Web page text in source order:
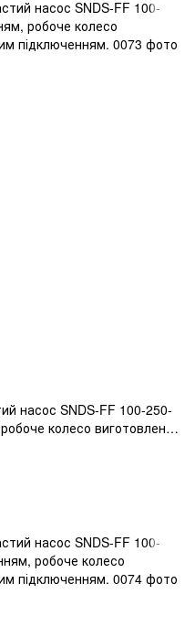
насос SNDS-FF 100-250-
колесо виготовлене